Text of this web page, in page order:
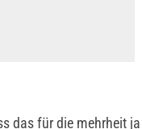
das für die mehrheit